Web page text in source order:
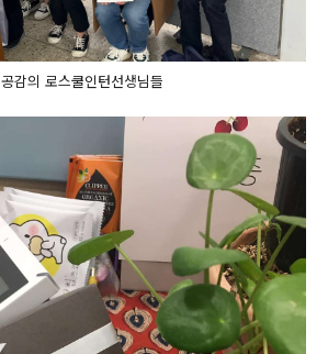
공감의 로스쿨인턴선생님들